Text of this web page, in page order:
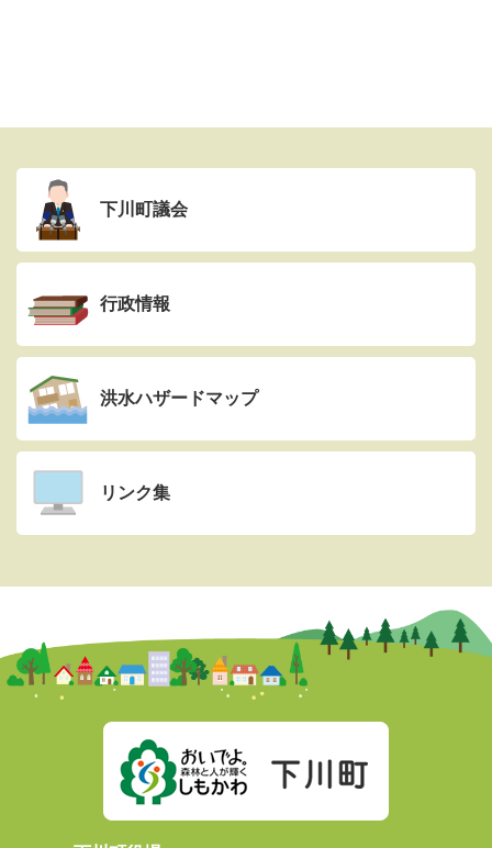
下川町議会
行政情報
洪水ハザードマップ
リンク集